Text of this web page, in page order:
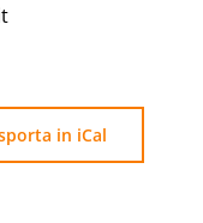
in iCal